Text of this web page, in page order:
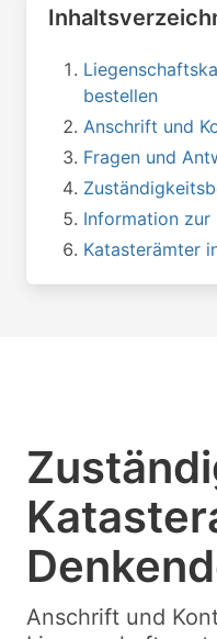
bestellen
Anschrift und
Fragen und
Information
Katasterämter
Anschrift und